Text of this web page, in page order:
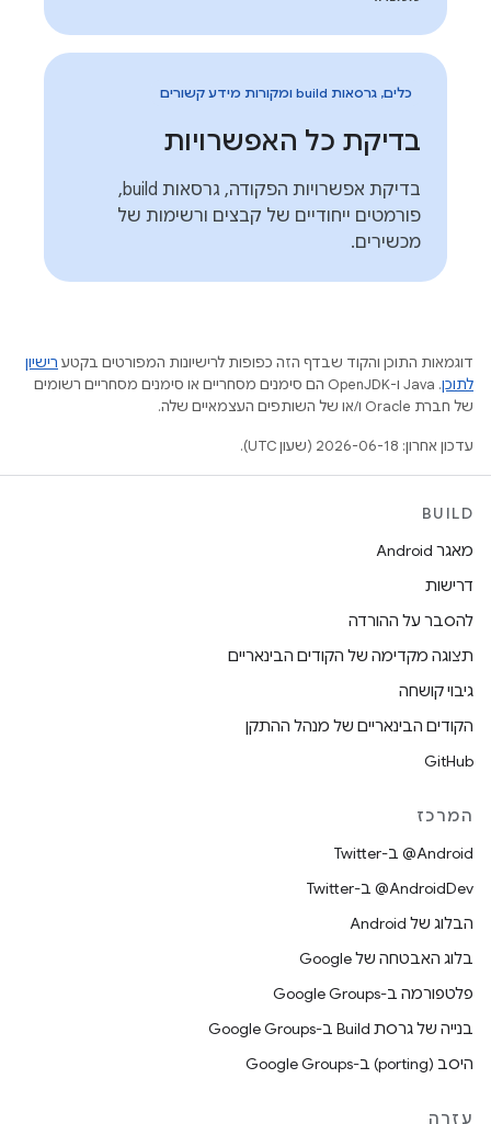
כלים, גרסאות build ומקורות מידע קשורים
בדיקת כל האפשרויות
בדיקת אפשרויות הפקודה, גרסאות build,
פורמטים ייחודיים של קבצים ורשימות של
מכשירים.
דוגמאות התוכן והקוד שבדף הזה כפופות לרישיונות המפורטים בקטע רישיון
לתוכן
.‏ Java ו-OpenJDK הם סימנים מסחריים או סימנים מסחריים רשומים
של חברת Oracle ו/או של השותפים העצמאיים שלה.
עדכון אחרון: 2026-06-18 (שעון UTC).
BUILD
מאגר Android
דרישות
להסבר על ההורדה
תצוגה מקדימה של הקודים הבינאריים
גיבוי קושחה
הקודים הבינאריים של מנהל ההתקן
GitHub
המרכז
‎@Android ב-Twitter
‎@AndroidDev ב-Twitter
הבלוג של Android
בלוג האבטחה של Google
פלטפורמה ב-Google Groups
בנייה של גרסת Build ב-Google Groups
היסב (porting) ב-Google Groups
עזרה